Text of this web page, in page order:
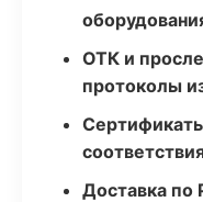
ОТК и
протоколы
Доставка по